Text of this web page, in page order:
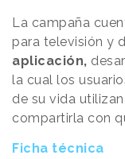
La campaña
para televisión y
aplicación,
la cual los
de su vida
compartirla con
Ficha técnica